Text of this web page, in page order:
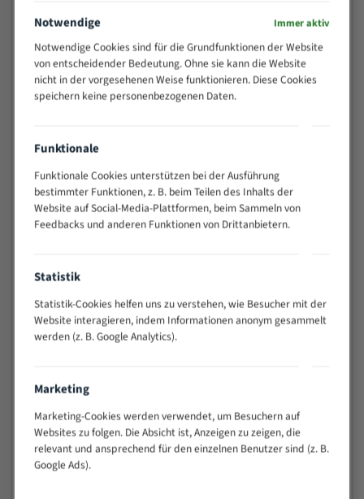
50 - 120
80 - 180
3/4
130 -
350
2/3
200 -
> 500
0,75/1,25
Vorteile:
Widerstandsfähig gegen Zahnbruch auch bei
wechselnde Verbindungslängen)
Sehr geringe Vibration
Technische Beschreibung:
Positiver Spanwinkel
Bandkörper aus hochlegiertem Federstahl
Notwendige Immer aktiv
Notwendige Cookies sind für die Grundfunktionen der Website
von entscheidender Bedeutung. Ohne sie kann die Website
nicht in der vorgesehenen Weise funktionieren. Diese Cookies
speichern keine personenbezogenen Daten.
Funktionale
Funktionale Cookies unterstützen bei der Ausführung
bestimmter Funktionen, z. B. beim Teilen des Inhalts der
Website auf Social-Media-Plattformen, beim Sammeln von
Feedbacks und anderen Funktionen von Drittanbietern.
Statistik
Statistik-Cookies helfen uns zu verstehen, wie Besucher mit der
Website interagieren, indem Informationen anonym gesammelt
werden (z. B. Google Analytics).
Marketing
Marketing-Cookies werden verwendet, um Besuchern auf
Websites zu folgen. Die Absicht ist, Anzeigen zu zeigen, die
relevant und ansprechend für den einzelnen Benutzer sind (z. B.
Google Ads).